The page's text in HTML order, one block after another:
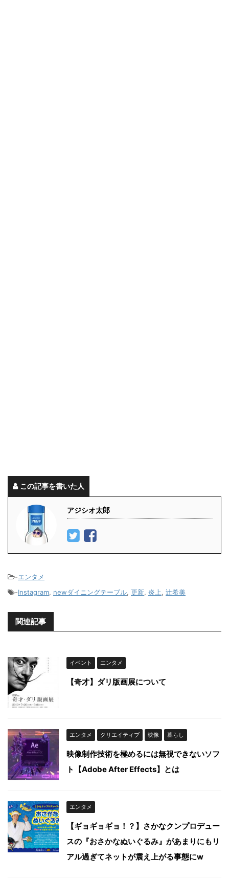
この記事を書いた人
アジシオ太郎
-エンタメ
-Instagram, newダイニングテーブル, 更新, 炎上, 辻希美
関連記事
イベント エンタメ
【奇才】ダリ版画展について
エンタメ クリエイティブ 映像 暮らし
映像制作技術を極めるには無視できないソフ
ト【Adobe After Effects】とは
エンタメ
【ギョギョギョ！？】さかなクンプロデュー
スの『おさかなぬいぐるみ』があまりにもリ
アル過ぎてネットが震え上がる事態にw